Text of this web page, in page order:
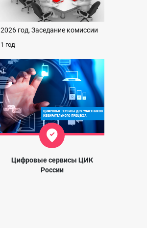
2026 год, Заседание комиссии
1 год
Цифровые сервисы ЦИК
России